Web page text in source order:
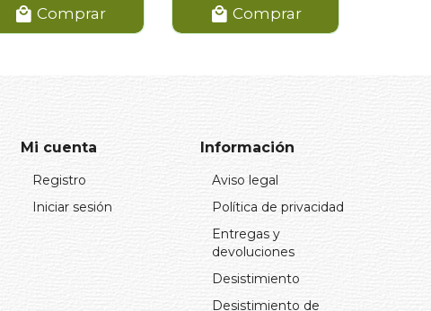
Comprar Comprar
Mi cuenta
Registro
Iniciar sesión
Información
Aviso legal
Política de privacidad
Entregas y
devoluciones
Desistimiento
Desistimiento de